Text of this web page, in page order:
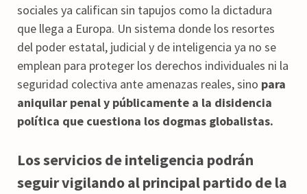
sociales ya califican sin tapujos como la dictadura
que llega a Europa. Un sistema donde los resortes
del poder estatal, judicial y de inteligencia ya no se
emplean para proteger los derechos individuales ni la
seguridad colectiva ante amenazas reales, sino para
aniquilar penal y públicamente a la disidencia
política que cuestiona los dogmas globalistas.
Los servicios de inteligencia podrán
seguir vigilando al principal partido de la